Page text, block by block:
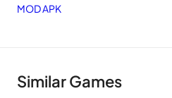
Similar Games